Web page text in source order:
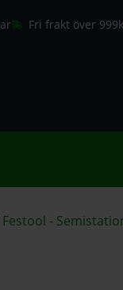
Fri frakt över
Festool -